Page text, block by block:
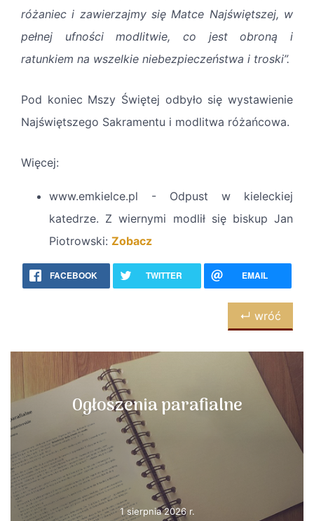
różaniec i zawierzajmy się Matce Najświętszej, w
pełnej ufności modlitwie, co jest obroną i
ratunkiem na wszelkie niebezpieczeństwa i troski”.
Pod koniec Mszy Świętej odbyło się wystawienie
Najświętszego Sakramentu i modlitwa różańcowa.
Więcej:
www.emkielce.pl - Odpust w kieleckiej
katedrze. Z wiernymi modlił się biskup Jan
Piotrowski: Zobacz
FACEBOOK TWITTER EMAIL
↵ wróć
Ogłoszenia parafialne
1 sierpnia 2026 r.